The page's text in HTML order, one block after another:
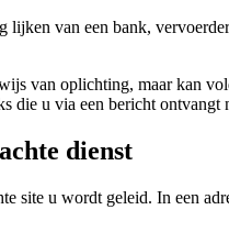
van een bank,
van oplichting, maar kan
die u via een bericht ontvangt
dienst
site u wordt geleid. In een